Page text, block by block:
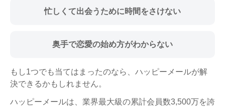
忙しくて出会うために時間をさけない
奥手で恋愛の始め方がわからない
もし1つでも当てはまったのなら、ハッピーメールが解
決できるかもしれません。
ハッピーメールは、業界最大級の累計会員数3,500万を誇